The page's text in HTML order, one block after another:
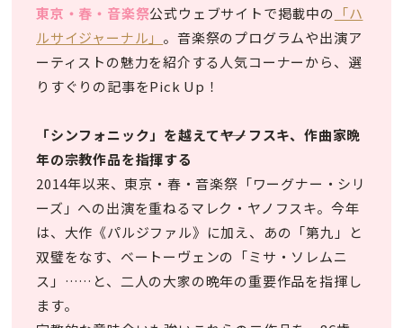
東京・春・音楽祭公式ウェブサイトで掲載中の 「ハ
ルサイジャーナル」 。音楽祭のプログラムや出演ア
ーティストの魅力を紹介する人気コーナーから、選
りすぐりの記事をPick Up！
「シンフォニック」を越えて――ヤノフスキ、作曲家晩
年の宗教作品を指揮する
2014年以来、東京・春・音楽祭「ワーグナー・シリ
ーズ」への出演を重ねるマレク・ヤノフスキ。今年
は、大作《パルジファル》に加え、あの「第九」と
双璧をなす、ベートーヴェンの「ミサ・ソレムニ
ス」……と、二人の大家の晩年の重要作品を指揮し
ます。